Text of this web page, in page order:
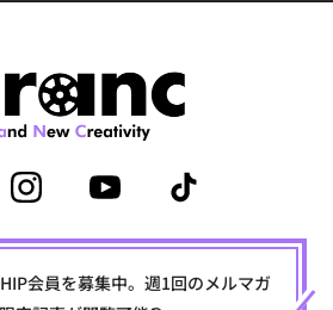
会員を募集中。週1回のメルマガ